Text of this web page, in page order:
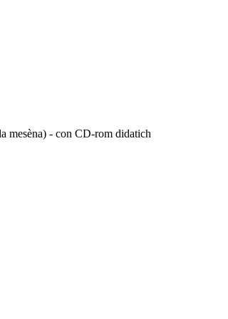
mesèna) - con CD-rom didatich